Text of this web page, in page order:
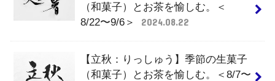
（和菓子）とお茶を愉しむ。＜
8/22〜9/6＞
2024.08.22
【立秋：りっしゅう】季節の生菓子
（和菓子）とお茶を愉しむ。＜8/7〜